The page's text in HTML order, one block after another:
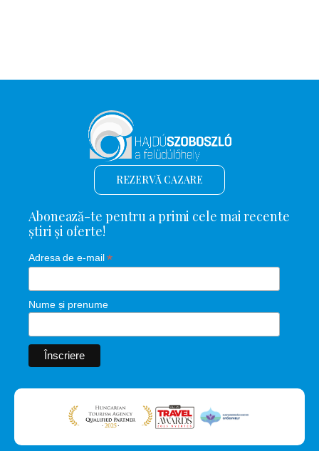
REZERVĂ CAZARE
Abonează-te pentru a primi cele mai recente
știri și oferte!
Adresa de e-mail*
Nume și prenume